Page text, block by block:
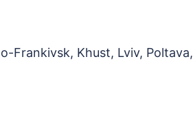
Frankivsk, Khust, Lviv, Poltava,